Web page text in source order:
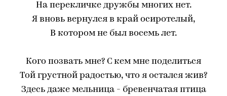
На перекличке дружбы многих нет.
Я вновь вернулся в край осиротелый,
В котором не был восемь лет.
Кого позвать мне? С кем мне поделиться
Той грустной радостью, что я остался жив?
Здесь даже мельница - бревенчатая птица